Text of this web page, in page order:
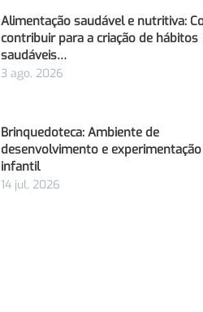
Alimentação saudável e nutritiva:
contribuir para a criação de hábitos
saudáveis…
3 ago, 2026
Brinquedoteca: Ambiente de
desenvolvimento e experimentação
infantil
14 jul, 2026